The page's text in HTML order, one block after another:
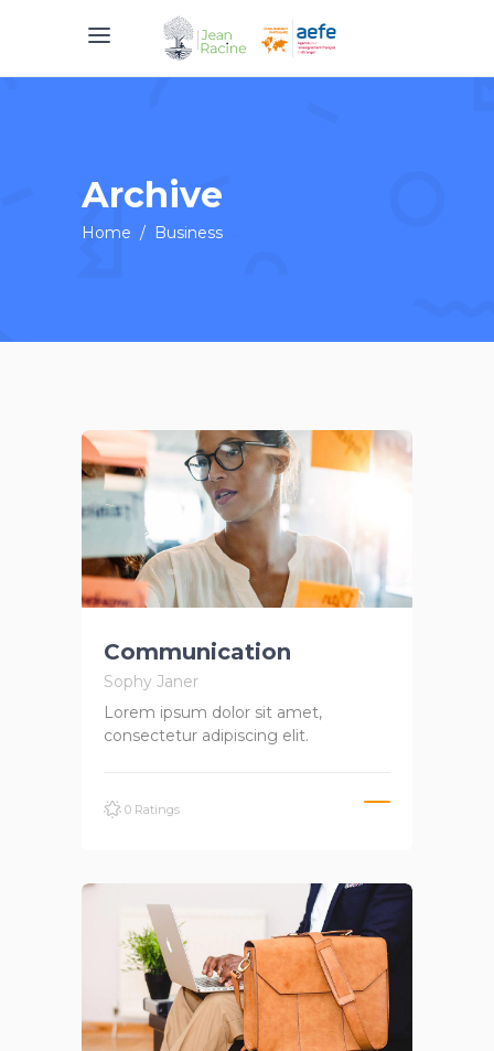
Archive
Home / Business
Communication
Sophy Janer
Lorem ipsum dolor sit amet,
consectetur adipiscing elit.
0 Ratings